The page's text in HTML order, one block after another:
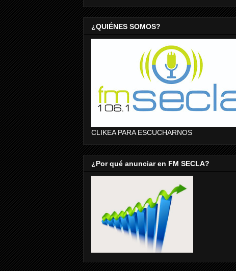
¿QUIÉNES SOMOS?
CLIKEA PARA ESCUCHARNOS
¿Por qué anunciar en FM SECLA?